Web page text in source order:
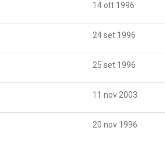
14 ott 1996
24 set 1996
25 set 1996
11 nov 2003
20 nov 1996